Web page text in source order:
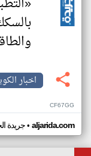
اخبار
CF67GG
جريدة• aljarida.com